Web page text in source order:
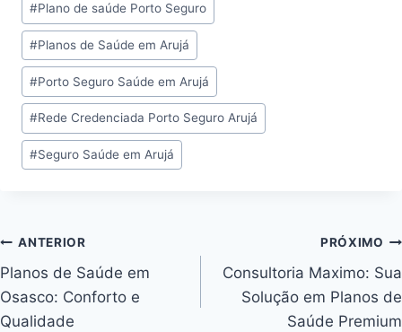
#Plano de saúde Porto Seguro
#Planos de Saúde em Arujá
#Porto Seguro Saúde em Arujá
#Rede Credenciada Porto Seguro Arujá
#Seguro Saúde em Arujá
ANTERIOR
Planos de Saúde em
Osasco: Conforto e
Qualidade
PRÓXIMO
Consultoria Maximo: Sua
Solução em Planos de
Saúde Premium